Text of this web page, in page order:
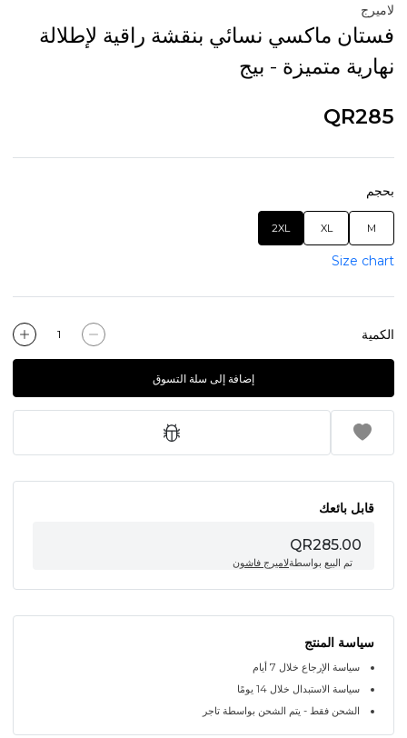
لاميرج
فستان ماكسي نسائي بنقشة راقية لإطلالة
نهارية متميزة - بيج
QR285
بحجم
M
XL
2XL
Size chart
الكمية
إضافة إلى سلة التسوق
قابل بائعك
QR285.00
تم البيع بواسطةلاميرج فاشون
سياسة المنتج
سياسة الإرجاع خلال 7 أيام
سياسة الاستبدال خلال 14 يومًا
الشحن فقط - يتم الشحن بواسطة تاجر